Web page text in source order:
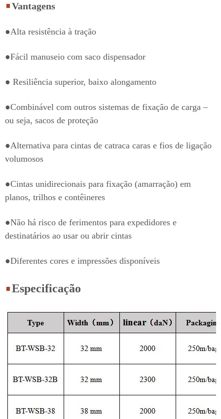
Vantagens
●Alta resistência à tração
●Fácil manuseio com saco dispensador
● Resiliência superior, baixo alongamento
●Combinável com outros sistemas de fixação de carga –
ou seja, sacos de proteção
●Alternativa para cintas de catraca caras e fios de ligação
volumosos
●Cintas unidirecionais para fixação (amarração) em
planos, trilhos e contêineres
●Não há risco de ferimentos para expedidores e
destinatários ao usar ou abrir cintas
●Diferentes cores e impressões disponíveis
Especificação